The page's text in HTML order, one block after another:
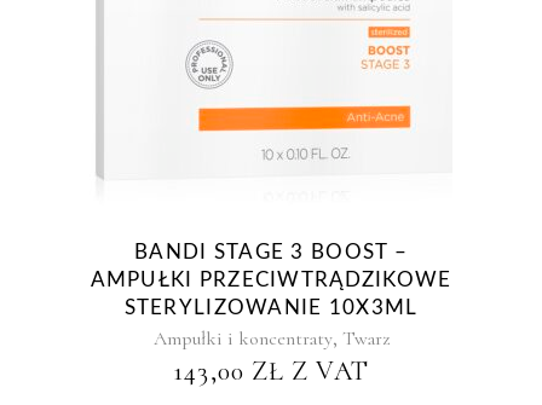
BANDI STAGE 3 BOOST –
AMPUŁKI PRZECIWTRĄDZIKOWE
STERYLIZOWANIE 10X3ML
Ampułki i koncentraty, Twarz
143,00 ZŁ Z VAT